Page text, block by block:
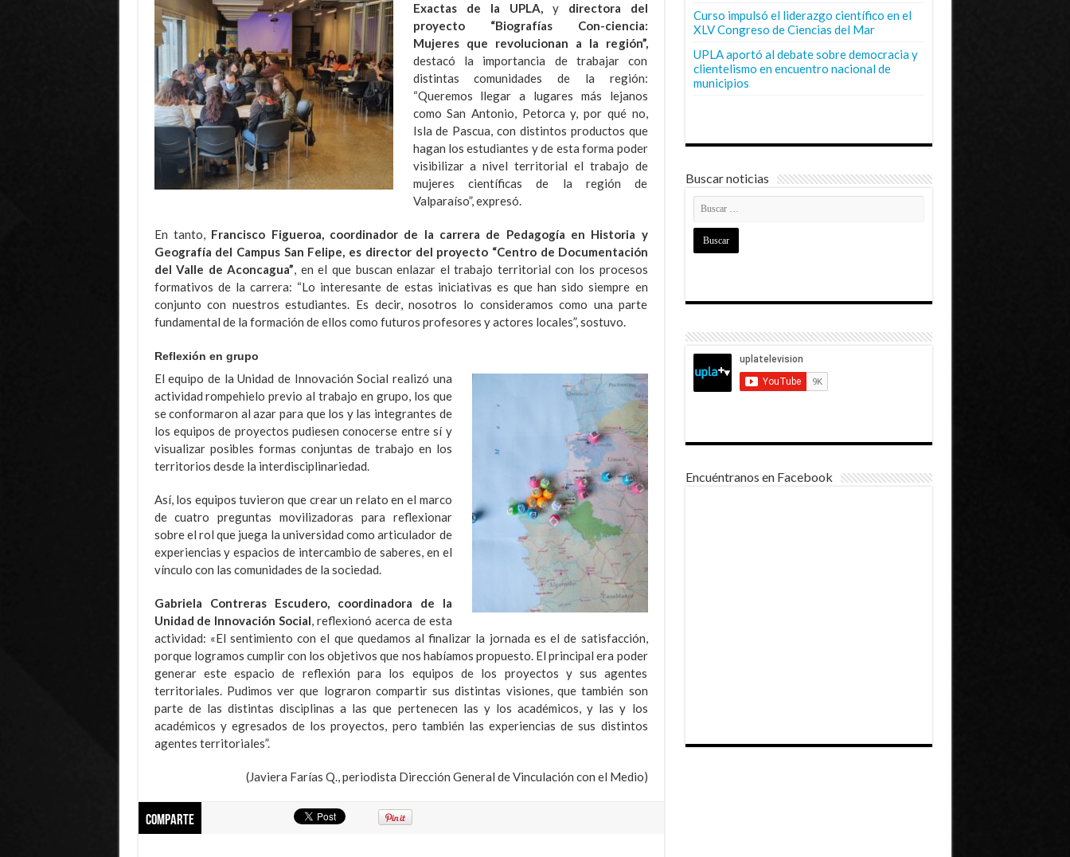
Exactas de la UPLA,y directora del
proyecto “Biografías Con-ciencia:
Mujeres que revolucionan a la región”,
destacó la importancia de trabajar con
distintas comunidades de la región:
“Queremos llegar a lugares más lejanos
como San Antonio, Petorca y, por qué no,
Isla de Pascua, con distintos productos que
hagan los estudiantes y de esta forma poder
visibilizar a nivel territorial el trabajo de
mujeres científicas de la región de
Valparaíso”, expresó.
En tanto, Francisco Figueroa, coordinador de la carrera de Pedagogía en Historia y
Geografía del Campus San Felipe, es director del proyecto “Centro de Documentación
del Valle de Aconcagua”, en el que buscan enlazar el trabajo territorial con los procesos
formativos de la carrera: “Lo interesante de estas iniciativas es que han sido siempre en
conjunto con nuestros estudiantes. Es decir, nosotros lo consideramos como una parte
fundamental de la formación de ellos como futuros profesores y actores locales”, sostuvo.
Reflexión en grupo
El equipo de la Unidad de Innovación Social realizó una
actividad rompehielo previo al trabajo en grupo, los que
se conformaron al azar para que los y las integrantes de
los equipos de proyectos pudiesen conocerse entre sí y
visualizar posibles formas conjuntas de trabajo en los
territorios desde la interdisciplinariedad.
Así, los equipos tuvieron que crear un relato en el marco
de cuatro preguntas movilizadoras para reflexionar
sobre el rol que juega la universidad como articulador de
experiencias y espacios de intercambio de saberes, en el
vínculo con las comunidades de la sociedad.
Gabriela Contreras Escudero, coordinadora de la
Unidad de Innovación Social, reflexionó acerca de esta
actividad: «El sentimiento con el que quedamos al finalizar la jornada es el de satisfacción,
porque logramos cumplir con los objetivos que nos habíamos propuesto. El principal era poder
generar este espacio de reflexión para los equipos de los proyectos y sus agentes
territoriales. Pudimos ver que lograron compartir sus distintas visiones, que también son
parte de las distintas disciplinas a las que pertenecen las y los académicos, y las y los
académicos y egresados de los proyectos, pero también las experiencias de sus distintos
agentes territoriales”.
(Javiera Farías Q., periodista Dirección General de Vinculación con el Medio)
Comparte
Curso impulsó el liderazgo científico en el
XLV Congreso de Ciencias del Mar
UPLA aportó al debate sobre democracia y
clientelismo en encuentro nacional de
municipios
Buscar noticias
Encuéntranos en Facebook